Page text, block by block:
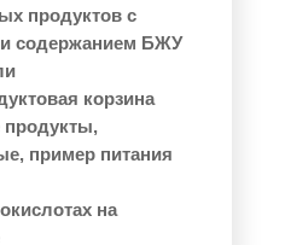
продуктов с
содержанием БЖУ
корзина
пример питания
на